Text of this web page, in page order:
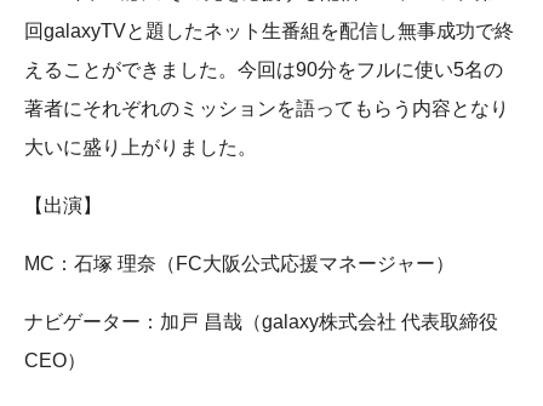
回galaxyTVと題したネット生番組を配信し無事成功で終
えることができました。今回は90分をフルに使い5名の
著者にそれぞれのミッションを語ってもらう内容となり
大いに盛り上がりました。
【出演】
MC：石塚 理奈（FC大阪公式応援マネージャー）
ナビゲーター：加戸 昌哉（galaxy株式会社 代表取締役
CEO）